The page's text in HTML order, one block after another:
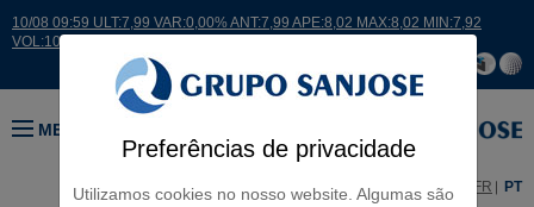
Preferências de privacidade
Utilizamos cookies no nosso website. Algumas são
10/08 09:59 ULT:7,99 VAR:0,00% ANT:7,99 APE:8,02 MAX:8,02 MIN:7,92
VOL:10392
MENU
EN FR PT